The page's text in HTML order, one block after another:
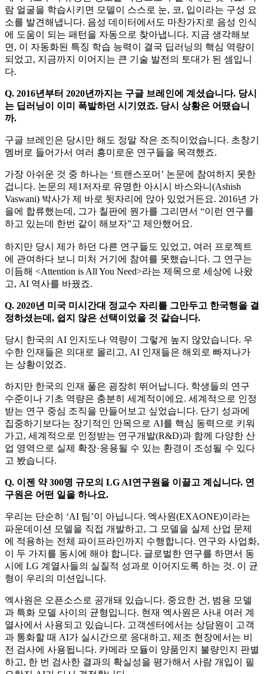
람 얼굴을 학습시키면 모델이 스스로 눈, 코, 입이라는 구성 요
소를 발견해냅니다. 음성 데이터에서도 마찬가지로 음성 인식
에 도움이 되는 패턴을 자동으로 찾아냅니다. 지금 생각해보
면, 이 자동화된 특징 학습 능력이 결국 딥러닝의 핵심 역량이
되었고, 지금까지 이어지는 큰 기술 발전의 토대가 된 셈입니
다.
Q. 2016년부터 2020년까지는 구글 브레인에 계셨습니다. 당시
는 딥러닝이 이미 폭발하던 시기였죠. 당시 상황은 어땠습니
까.
구글 브레인은 당시만 해도 정말 작은 조직이었습니다. 초창기
멤버로 들어가서 여러 흥미로운 연구들을 목격했죠.
가장 아쉬운 것 중 하나는 ‘트랜스포머’ 논문에 참여하지 못한
겁니다. 논문의 제1저자로 유명한 아시시 바스와니(Ashish
Vaswani) 박사가 제 바로 뒷자리에 앉아 있었거든요. 2016년 가
을에 합류했는데, 그가 칠판에 뭔가를 그리면서 “이런 연구를
하고 있는데 한번 같이 해보자”고 제안했어요.
하지만 당시 제가 하던 다른 연구들도 있었고, 여러 프로젝트
에 관여하다 보니 미처 거기에 참여를 못했습니다. 그 연구는
이듬해 <Attention is All You Need>라는 제목으로 세상에 나왔
고, AI 역사를 바꿨죠.
Q. 2020년 미국 미시간대 정교수 자리를 그만두고 한국행을 결
정하셨는데, 쉽지 않은 선택이었을 것 같습니다.
당시 한국의 AI 인지도나 역량이 그렇게 높지 않았습니다. 우
수한 인재들은 의대로 몰리고, AI 인재들은 해외로 빠져나가
는 상황이었죠.
하지만 한국의 인재 풀은 굉장히 뛰어납니다. 학생들의 연구
수준이나 기초 역량은 충분히 세계적이에요. 세계적으로 인정
받는 연구 중심 조직을 만들어보고 싶었습니다. 단기 성과에
집중하기보다는 장기적인 안목으로 AI를 핵심 동력으로 키워
가고, 세계적으로 인정받는 연구개발(R&D)과 함께 다양한 산
업 영역으로 실제 확장·응용될 수 있는 환경이 조성될 수 있다
고 봤습니다.
Q. 이젠 약 300명 규모의 LG AI연구원을 이끌고 계십니다. 연
구원은 어떤 일을 하나요.
우리는 단순히 ‘AI 팀’이 아닙니다. 엑사원(EXAONE)이라는
파운데이션 모델을 직접 개발하고, 그 모델을 실제 산업 문제
에 적용하는 전체 파이프라인까지 수행합니다. 연구와 사업화,
이 두 가지를 동시에 해야 합니다. 글로벌한 연구를 하면서 동
시에 LG 계열사들의 실질적 성과로 이어지도록 하는 것. 이 균
형이 우리의 미션입니다.
엑사원은 오픈소스로 공개돼 있습니다. 중요한 건, 범용 모델
과 특화 모델 사이의 균형입니다. 현재 엑사원은 사내 여러 계
열사에서 사용되고 있습니다. 고객센터에서는 상담원이 고객
과 통화할 때 AI가 실시간으로 응대하고, 제조 현장에서는 비
전 검사에 사용됩니다. 카메라 모듈이 양품인지 불량인지 판별
하고, 한 번 검사한 결과의 확실성을 평가해서 사람 개입이 필